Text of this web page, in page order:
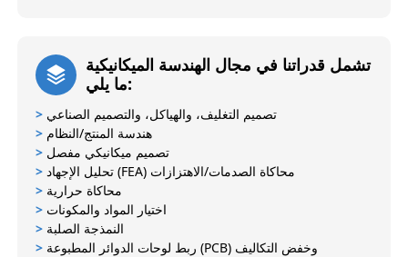
تشمل قدراتنا في مجال الهندسة الميكانيكية
ما يلي:
> تصميم التغليف، والهياكل، والتصميم الصناعي
> هندسة المنتج/النظام
> تصميم ميكانيكي مفصل
>
تحليل الإجهاد (FEA) محاكاة الصدمات/الاهتزازات
> محاكاة حرارية
> اختيار المواد والمكونات
> النمذجة الصلبة
>
ربط لوحات الدوائر المطبوعة (PCB) وخفض التكاليف